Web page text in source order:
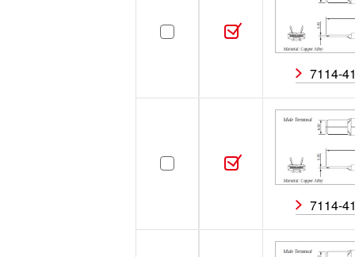
取付可能部品
LA・LE・アースターミナル
［0］
7114-
7114-